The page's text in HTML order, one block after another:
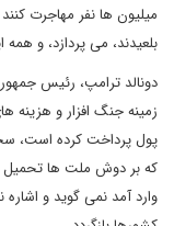
میلیون ها نفر مهاجرت کنند
بلعیدند، می پردازد، و
دونالد ترامپ، رئیس
زمینه جنگ افزار و هزینه
پول پرداخت کرده است،
که بر دوش ملت ها تحمیل
وارد آمد نمی گوید و